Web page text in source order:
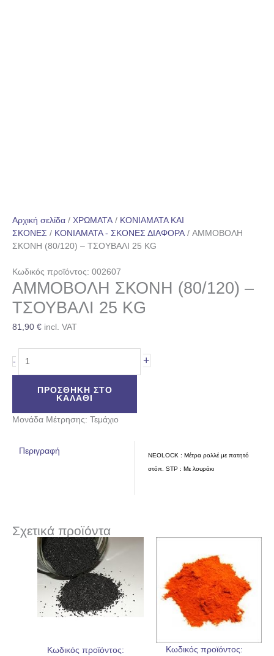
Αρχική σελίδα / ΧΡΩΜΑΤΑ / ΚΟΝΙΑΜΑΤΑ ΚΑΙ
ΣΚΟΝΕΣ / ΚΟΝΙΑΜΑΤΑ - ΣΚΟΝΕΣ ΔΙΑΦΟΡΑ / ΑΜΜΟΒΟΛΗ
ΣΚΟΝΗ (80/120) – ΤΣΟΥΒΑΛΙ 25 KG
Κωδικός προϊόντος: 002607
ΑΜΜΟΒΟΛΗ ΣΚΟΝΗ (80/120) –
ΤΣΟΥΒΑΛΙ 25 KG
81,90 € incl. VAT
- +
ΠΡΟΣΘΉΚΗ ΣΤΟ
ΚΑΛΆΘΙ
Μονάδα Μέτρησης: Τεμάχιο
Περιγραφή
NEOLOCK : Μέτρα ρολλέ με πατητό
στόπ. STP : Με λουράκι
Σχετικά προϊόντα
Κωδικός προϊόντος:
Κωδικός προϊόντος: